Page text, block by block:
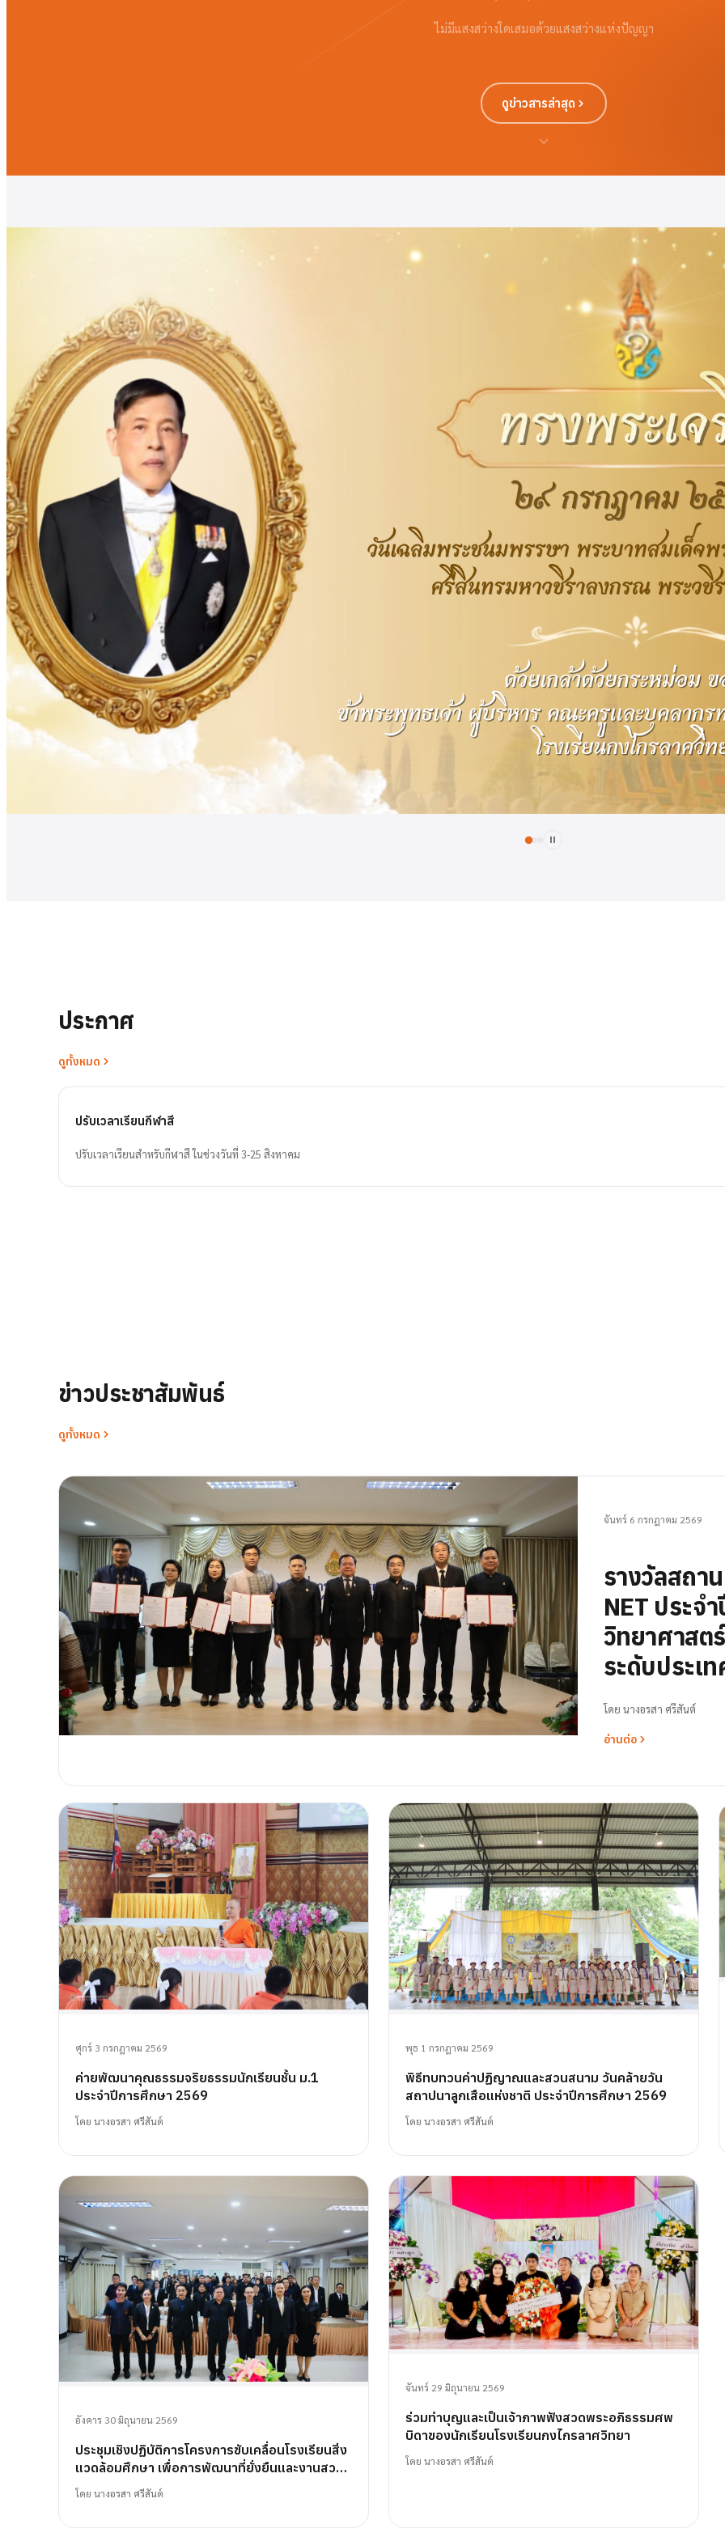
ไม่มีแสงสว่างใดเสมอด้วยแสงสว่างแห่งปัญญา
ดูข่าวสารล่าสุด
ประกาศ
ดูทั้งหมด
ปรับเวลาเรียนกีฬาสี
ปรับเวลาเรียนสำหรับกีฬาสี ในช่วงวันที่ 3-25 สิงหาคม
ข่าวประชาสัมพันธ์
ดูทั้งหมด
จันทร์ 6 กรกฎาคม 2569
รางวัลสถา
NET ประจ
วิทยาศาสต
ระดับประเ
โดย นางอรสา ศรีสันต์
อ่านต่อ
ศุกร์ 3 กรกฎาคม 2569
ค่ายพัฒนาคุณธรรมจริยธรรมนักเรียนชั้น ม.1
ประจำปีการศึกษา 2569
โดย นางอรสา ศรีสันต์
พุธ 1 กรกฎาคม 2569
พิธีทบทวนคำปฏิญาณและสวนสนาม วันคล้ายวัน
สถาปนาลูกเสือแห่งชาติ ประจำปีการศึกษา 2569
โดย นางอรสา ศรีสันต์
อังคาร 30 มิถุนายน 2569
ประชุมเชิงปฏิบัติการโครงการขับเคลื่อนโรงเรียนสิ่ง
แวดล้อมศึกษา เพื่อการพัฒนาที่ยั่งยืนและงานสวน
พฤกษศาสตร์โรงเรียน
โดย นางอรสา ศรีสันต์
จันทร์ 29 มิถุนายน 2569
ร่วมทำบุญและเป็นเจ้าภาพฟังสวดพระอภิธรรมศพ
บิดาของนักเรียนโรงเรียนกงไกรลาศวิทยา
โดย นางอรสา ศรีสันต์